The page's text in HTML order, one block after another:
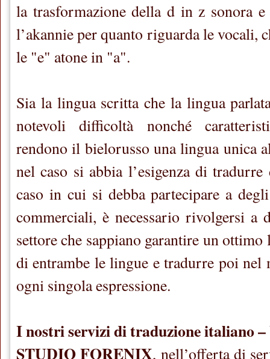
la trasformazione della d in z sonora
l’akannie per quanto riguarda le vocali,
le "e" atone in "a".
Sia la lingua scritta che la lingua
notevoli difficoltà nonché
rendono il bielorusso una lingua unica
nel caso si abbia l’esigenza di
caso in cui si debba partecipare a
commerciali, è necessario rivolgersi a
settore che sappiano garantire un
di entrambe le lingue e tradurre poi
ogni singola espressione.
I nostri servizi di traduzione italiano –
STUDIO FORENIX, nell’offerta di